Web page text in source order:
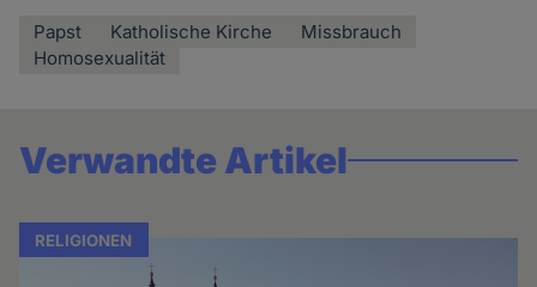
Papst Katholische Kirche
Missbrauch
Homosexualität
Verwandte Artikel
RELIGIONEN